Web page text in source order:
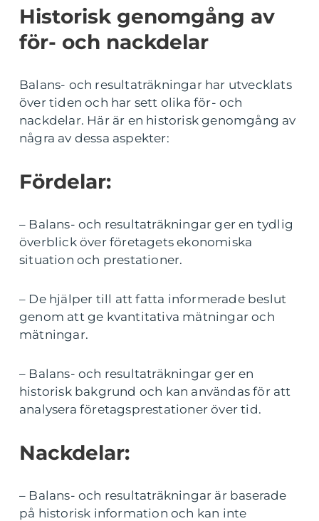
Historisk genomgång av
för- och nackdelar
Balans- och resultaträkningar har utvecklats
över tiden och har sett olika för- och
nackdelar. Här är en historisk genomgång av
några av dessa aspekter:
Fördelar:
– Balans- och resultaträkningar ger en tydlig
överblick över företagets ekonomiska
situation och prestationer.
– De hjälper till att fatta informerade beslut
genom att ge kvantitativa mätningar och
mätningar.
– Balans- och resultaträkningar ger en
historisk bakgrund och kan användas för att
analysera företagsprestationer över tid.
Nackdelar:
– Balans- och resultaträkningar är baserade
på historisk information och kan inte